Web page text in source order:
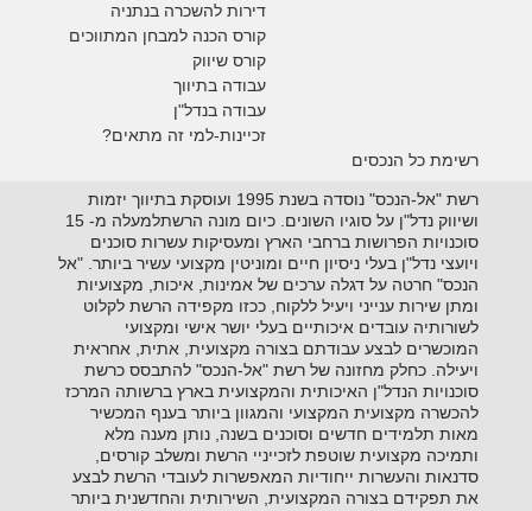
דירות להשכרה בנתניה
קורס הכנה למבחן המתווכים
קורס שיווק
עבודה בתיווך
עבודה בנדל"ן
זכיינות-למי זה מתאים?
רשימת כל הנכסים
רשת "אל-הנכס" נוסדה בשנת 1995 ועוסקת בתיווך יזמות
ושיווק נדל"ן על סוגיו השונים. כיום מונה הרשתלמעלה מ- 15
סוכנויות הפרושות ברחבי הארץ ומעסיקות עשרות סוכנים
ויועצי נדל"ן בעלי ניסיון חיים ומוניטין מקצועי עשיר ביותר. "אל
הנכס" חרטה על דגלה ערכים של אמינות, איכות, מקצועיות
ומתן שירות ענייני ויעיל ללקוח, ככזו מקפידה הרשת לקלוט
לשורותיה עובדים איכותיים בעלי יושר אישי ומקצועי
המוכשרים לבצע עבודתם בצורה מקצועית, אתית, אחראית
ויעילה. כחלק מחזונה של רשת "אל-הנכס" להתבסס כרשת
סוכנויות הנדל"ן האיכותית והמקצועית בארץ ברשותה המרכז
להכשרה מקצועית המקצועי והמגוון ביותר בענף המכשיר
מאות תלמידים חדשים וסוכנים בשנה, נותן מענה מלא
ותמיכה מקצועית שוטפת לזכייניי הרשת ומשלב קורסים,
סדנאות והעשרות ייחודיות המאפשרות לעובדי הרשת לבצע
את תפקידם בצורה המקצועית, השירותית והחדשנית ביותר